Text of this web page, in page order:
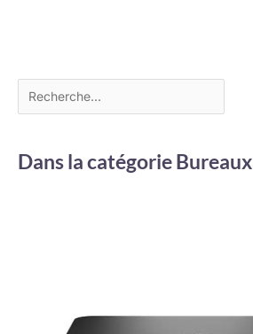
Dans la catégorie Bureaux